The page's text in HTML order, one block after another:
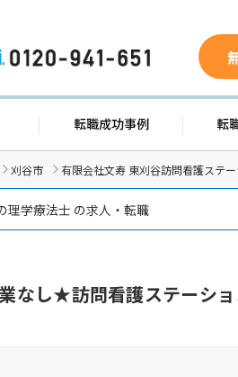
0120-941-651
求人検索 転職成功
刈谷市 有限会社文寿 東刈谷訪問看護ステ
理学療法士 の求人・転職
なし★訪問看護ステーシ